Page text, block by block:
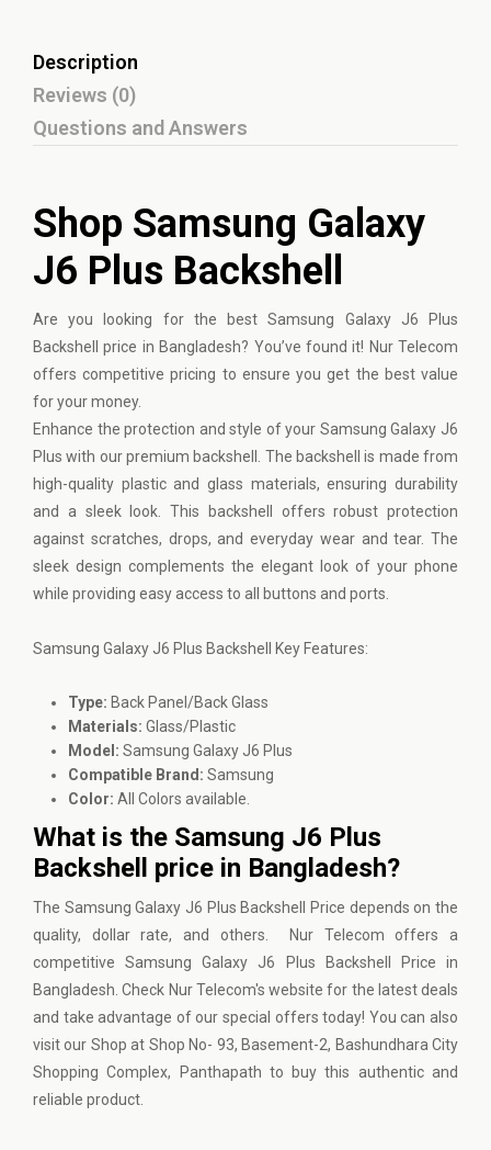
Description
Reviews (0)
Questions and Answers
Shop Samsung Galaxy
J6 Plus Backshell
Are you looking for the bestSamsung Galaxy J6 Plus
Backshell price in Bangladesh? You’ve found it! Nur Telecom
offers competitive pricing to ensure you get the best value
for your money.
Enhance the protection and style of your Samsung Galaxy J6
Plus with our premium backshell. The backshell is made from
high-quality plastic and glass materials, ensuring durability
and a sleek look. This backshell offers robust protection
against scratches, drops, and everyday wear and tear. The
sleek design complements the elegant look of your phone
while providing easy access to all buttons and ports.
Samsung Galaxy J6 Plus Backshell Key Features:
Type: Back Panel/Back Glass
Materials: Glass/Plastic
Model: Samsung Galaxy J6 Plus
Compatible Brand: Samsung
Color: All Colors available.
What is the Samsung J6 Plus
Backshell price in Bangladesh?
The Samsung Galaxy J6 Plus Backshell Price depends on the
quality, dollar rate, and others.
Nur Telecom offers a
competitive Samsung Galaxy J6 Plus Backshell Price in
Bangladesh. Check Nur Telecom's website for the latest deals
and take advantage of our special offers today! You can also
visit our Shop at Shop No- 93, Basement-2, Bashundhara City
Shopping Complex, Panthapath to buy this authentic and
reliable product.